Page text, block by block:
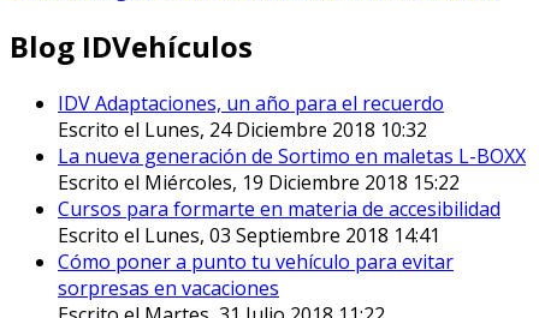
Blog IDVehículos
IDV Adaptaciones, un año para el recuerdo
Escrito el Lunes, 24 Diciembre 2018 10:32
La nueva generación de Sortimo en maletas L-BOXX
Escrito el Miércoles, 19 Diciembre 2018 15:22
Cursos para formarte en materia de accesibilidad
Escrito el Lunes, 03 Septiembre 2018 14:41
Cómo poner a punto tu vehículo para evitar
sorpresas en vacaciones